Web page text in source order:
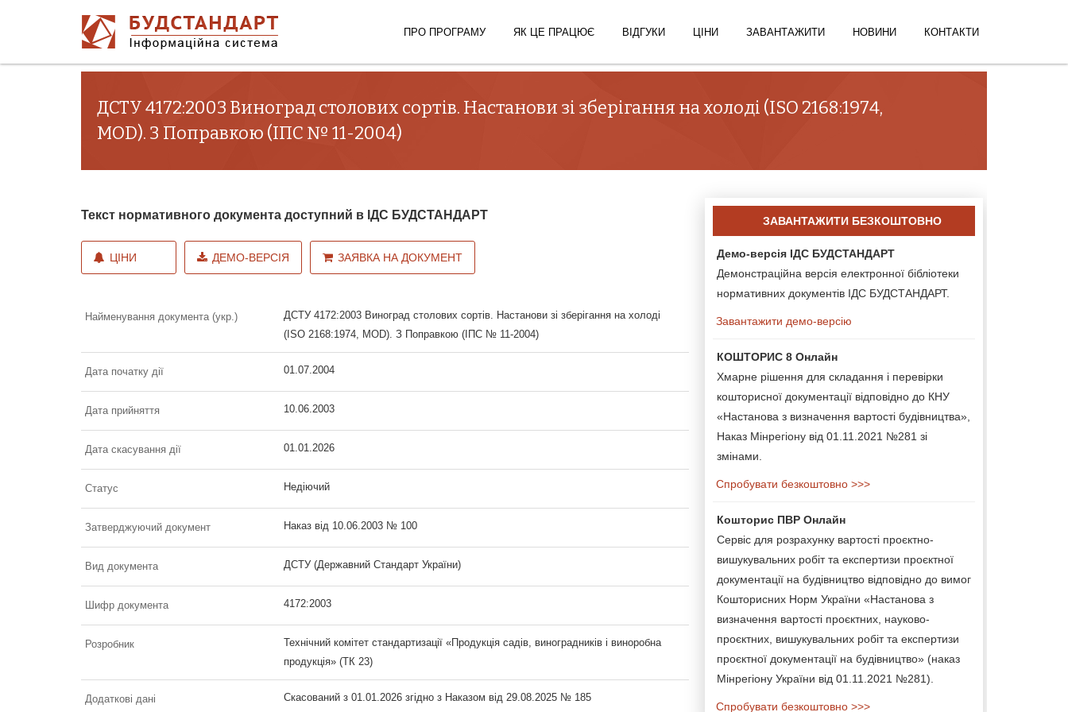
ПРО ПРОГРАМУ ЯК ЦЕ ПРАЦЮЄ ВІДГУКИ ЦІНИ ЗАВАНТАЖИТИ НОВИНИ КОНТАКТИ
ДСТУ 4172:2003 Виноград столових сортів. Настанови зі зберігання на холоді (ISO 2168:1974,
MOD). З Поправкою (ІПС № 11-2004)
Текст нормативного документа доступний в ІДС БУДСТАНДАРТ
ЦІНИ ДЕМО-ВЕРСІЯ ЗАЯВКА НА ДОКУМЕНТ
Найменування документа (укр.)
ДСТУ 4172:2003 Виноград столових сортів. Настанови зі зберігання на холоді
(ISO 2168:1974, MOD). З Поправкою (ІПС № 11-2004)
Дата початку дії 01.07.2004
Дата прийняття 10.06.2003
Дата скасування дії 01.01.2026
Статус Недіючий
Затверджуючий документ Наказ від 10.06.2003 № 100
Вид документа ДСТУ (Державний Стандарт України)
Шифр документа 4172:2003
Розробник
Технічний комітет стандартизації «Продукція садів, виноградників і виноробна
продукція» (ТК 23)
Додаткові дані Скасований з 01.01.2026 згідно з Наказом від 29.08.2025 № 185
ЗАВАНТАЖИТИ БЕЗКОШТОВНО
Демо-версія ІДС БУДСТАНДАРТ
Демонстраційна версія електронної бібліотеки
нормативних документів ІДС БУДСТАНДАРТ.
Завантажити демо-версію
КОШТОРИС 8 Онлайн
Хмарне рішення для складання і перевірки
кошторисної документації відповідно до КНУ
«Настанова з визначення вартості будівництва»,
Наказ Мінрегіону від 01.11.2021 №281 зі
змінами.
Спробувати безкоштовно >>>
Кошторис ПВР Онлайн
Сервіс для розрахунку вартості проєктно-
вишукувальних робіт та експертизи проєктної
документації на будівництво відповідно до вимог
Кошторисних Норм України «Настанова з
визначення вартості проєктних, науково-
проєктних, вишукувальних робіт та експертизи
проєктної документації на будівництво» (наказ
Мінрегіону України від 01.11.2021 №281).
Спробувати безкоштовно >>>